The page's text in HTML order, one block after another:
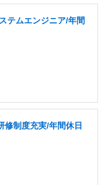
テムエンジニア/年間
修制度充実/年間休日